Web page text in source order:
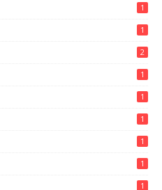
1
1
2
1
1
1
1
1
1